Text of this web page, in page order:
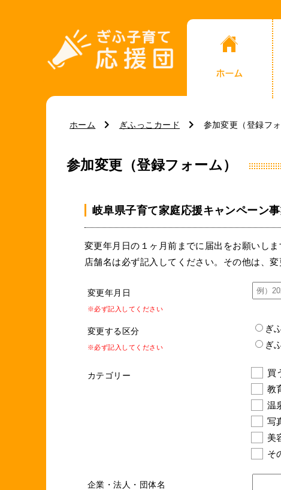
ホーム ぎふっこカード 参加変更（登録フォ
参加変更（登録フォーム）
岐阜県子育て家庭応援キャンペーン
変更年月日の１ヶ月前までに届出をお願いしま
店舗名は必ず記入してください。その他は、
変更年月日
※必ず記入してください
変更する区分
※必ず記入してください
ぎ
ぎ
カテゴリー 買
教
温
写
美
そ
企業・法人・団体名